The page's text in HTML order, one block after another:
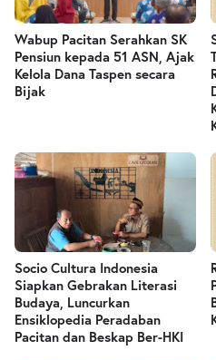
Wabup Pacitan Serahkan SK
Pensiun kepada 51 ASN, Ajak
Kelola Dana Taspen secara
Bijak
Socio Cultura Indonesia
Siapkan Gebrakan Literasi
Budaya, Luncurkan
Ensiklopedia Peradaban
Pacitan dan Beskap Ber-HKI